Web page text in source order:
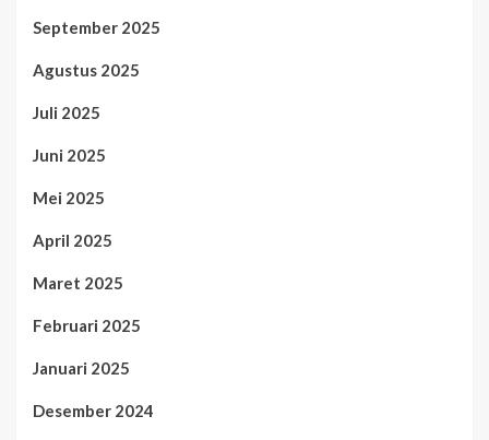
September 2025
Agustus 2025
Juli 2025
Juni 2025
Mei 2025
April 2025
Maret 2025
Februari 2025
Januari 2025
Desember 2024